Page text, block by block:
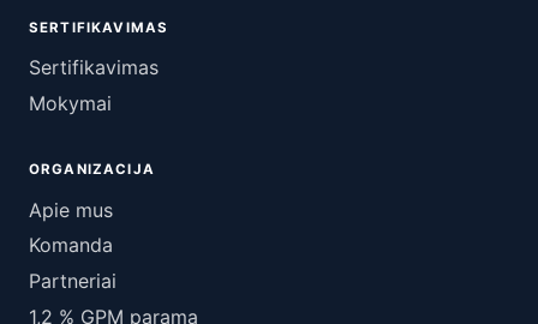
SERTIFIKAVIMAS
Sertifikavimas
Mokymai
ORGANIZACIJA
Apie mus
Komanda
Partneriai
1,2 % GPM parama